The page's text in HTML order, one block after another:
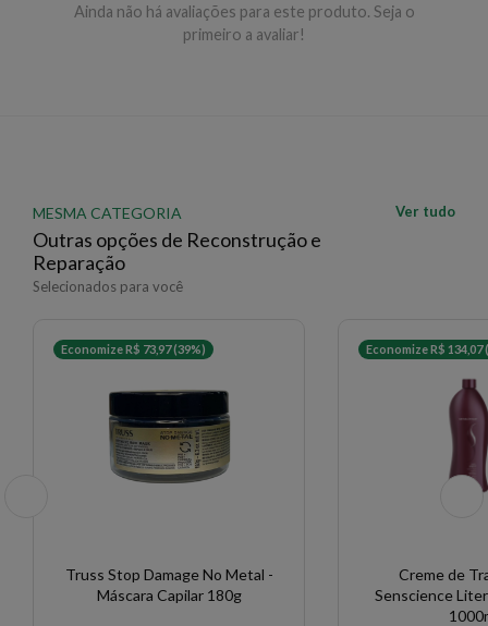
EAN: 8719281103899 - 764
Ainda não há avaliações para este produto. Seja o
primeiro a avaliar!
MESMA CATEGORIA
Outras opções de Reconstrução e
Reparação
Selecionados para você
Ver tudo
Economize R$ 73,97 (39%)
Truss Stop Damage No Metal -
Máscara Capilar 180g
Economize R$ 134,07
Creme de
Senscience